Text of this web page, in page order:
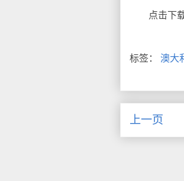
点击下载
标签： 澳大
上一页